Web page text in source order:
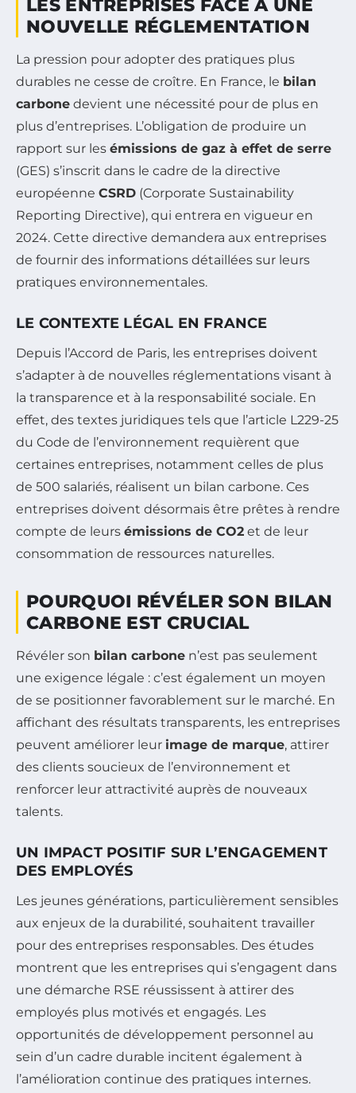
LES ENTREPRISES FACE À UNE
NOUVELLE RÉGLEMENTATION
La pression pour adopter des pratiques plus
durables ne cesse de croître. En France, le bilan
carbone devient une nécessité pour de plus en
plus d’entreprises. L’obligation de produire un
rapport sur les émissions de gaz à effet de serre
(GES) s’inscrit dans le cadre de la directive
européenne CSRD (Corporate Sustainability
Reporting Directive), qui entrera en vigueur en
2024. Cette directive demandera aux entreprises
de fournir des informations détaillées sur leurs
pratiques environnementales.
LE CONTEXTE LÉGAL EN FRANCE
Depuis l’Accord de Paris, les entreprises doivent
s’adapter à de nouvelles réglementations visant à
la transparence et à la responsabilité sociale. En
effet, des textes juridiques tels que l’article L229-25
du Code de l’environnement requièrent que
certaines entreprises, notamment celles de plus
de 500 salariés, réalisent un bilan carbone. Ces
entreprises doivent désormais être prêtes à rendre
compte de leurs émissions de CO2 et de leur
consommation de ressources naturelles.
POURQUOI RÉVÉLER SON BILAN
CARBONE EST CRUCIAL
Révéler son bilan carbone n’est pas seulement
une exigence légale : c’est également un moyen
de se positionner favorablement sur le marché. En
affichant des résultats transparents, les entreprises
peuvent améliorer leur image de marque, attirer
des clients soucieux de l’environnement et
renforcer leur attractivité auprès de nouveaux
talents.
UN IMPACT POSITIF SUR L’ENGAGEMENT
DES EMPLOYÉS
Les jeunes générations, particulièrement sensibles
aux enjeux de la durabilité, souhaitent travailler
pour des entreprises responsables. Des études
montrent que les entreprises qui s’engagent dans
une démarche RSE réussissent à attirer des
employés plus motivés et engagés. Les
opportunités de développement personnel au
sein d’un cadre durable incitent également à
l’amélioration continue des pratiques internes.